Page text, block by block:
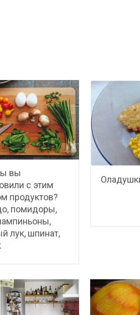
вы
с этим
продуктов?
помидоры,
лук, шпинат,